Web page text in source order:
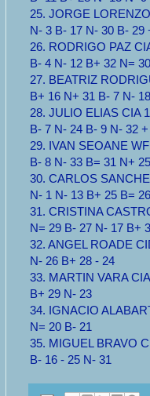
25. JORGE
N- 3 B- 17 N- 30 B- 29
26. RODRIGO PAZ
B- 4 N- 12 B+ 32 N=
27. BEATRIZ
B+ 16 N+ 31 B- 7 N- 18
28. JULIO ELIAS CIA
B- 7 N- 24 B- 9 N- 32
29. IVAN SEOANE
B- 8 N- 33 B= 31 N+
30. CARLOS
N- 1 N- 13 B+ 25 B= 26
31. CRISTINA
N= 29 B- 27 N- 17 B+
32. ANGEL ROADE
N- 26 B+ 28 - 24
33. MARTIN VARA
B+ 29 N- 23
34. IGNACIO
N= 20 B- 21
35. MIGUEL BRAVO
B- 16 - 25 N- 31